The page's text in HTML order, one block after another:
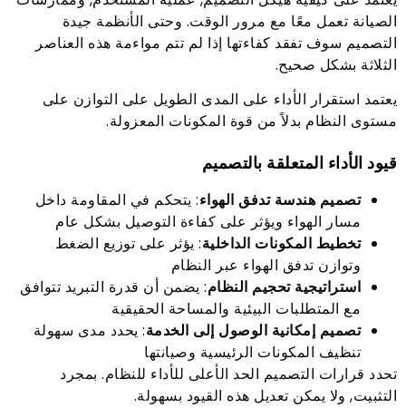
الصيانة تعمل معًا مع مرور الوقت. وحتى الأنظمة جيدة
التصميم سوف تفقد كفاءتها إذا لم تتم مواءمة هذه العناصر
الثلاثة بشكل صحيح.
يعتمد استقرار الأداء على المدى الطويل على التوازن على
مستوى النظام بدلاً من قوة المكونات المعزولة.
قيود الأداء المتعلقة بالتصميم
تصميم هندسة تدفق الهواء: يتحكم في المقاومة داخل
مسار الهواء ويؤثر على كفاءة التوصيل بشكل عام
تخطيط المكونات الداخلية: يؤثر على توزيع الضغط
وتوازن تدفق الهواء عبر النظام
استراتيجية تحجيم النظام: يضمن أن قدرة التبريد تتوافق
مع المتطلبات البيئية والمساحة الحقيقية
تصميم إمكانية الوصول إلى الخدمة: يحدد مدى سهولة
تنظيف المكونات الرئيسية وصيانتها
تحدد قرارات التصميم الحد الأعلى للأداء للنظام. بمجرد
التثبيت, ولا يمكن تعديل هذه القيود بسهولة.